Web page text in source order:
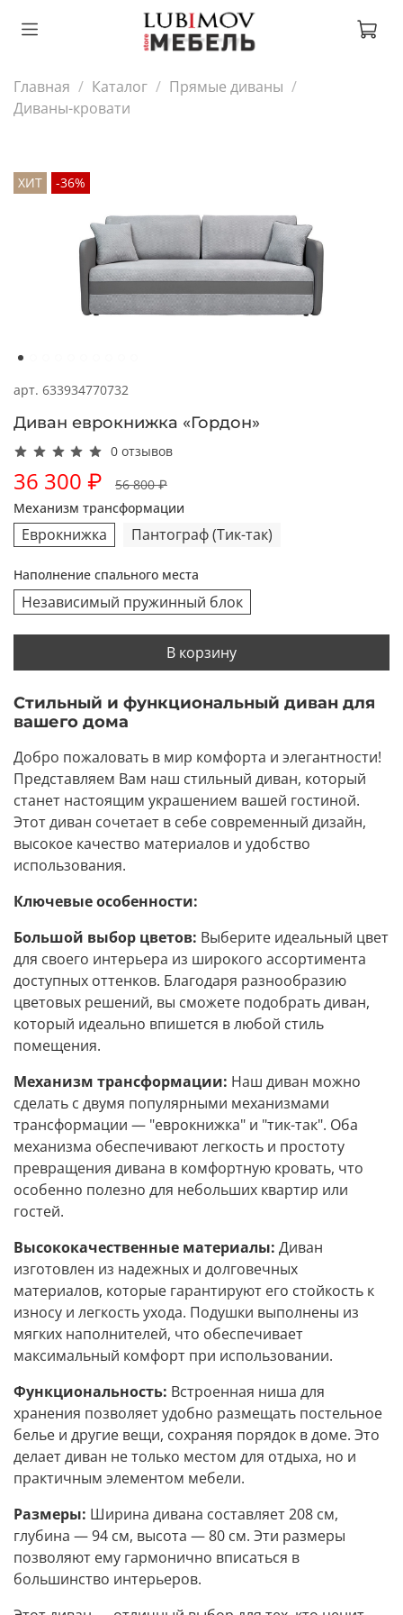
Главная Каталог
Прямые диваны
Диваны-кровати
ХИТ -36%
Стильный и функциональный диван для
вашего дома
Добро пожаловать в мир комфорта и элегантности!
Представляем Вам наш стильный диван, который
станет настоящим украшением вашей гостиной.
Этот диван сочетает в себе современный дизайн,
высокое качество материалов и удобство
использования.
Ключевые особенности:
Большой выбор цветов: Выберите идеальный цвет
для своего интерьера из широкого ассортимента
доступных оттенков. Благодаря разнообразию
цветовых решений, вы сможете подобрать диван,
который идеально впишется в любой стиль
помещения.
Механизм трансформации: Наш диван можно
сделать с двумя популярными механизмами
трансформации — "еврокнижка" и "тик-так". Оба
механизма обеспечивают легкость и простоту
превращения дивана в комфортную кровать, что
особенно полезно для небольших квартир или
гостей.
Высококачественные материалы: Диван
изготовлен из надежных и долговечных
материалов, которые гарантируют его стойкость к
износу и легкость ухода. Подушки выполнены из
мягких наполнителей, что обеспечивает
максимальный комфорт при использовании.
Функциональность: Встроенная ниша для
хранения позволяет удобно размещать постельное
белье и другие вещи, сохраняя порядок в доме. Это
делает диван не только местом для отдыха, но и
практичным элементом мебели.
Размеры: Ширина дивана составляет 208 см,
глубина — 94 см, высота — 80 см. Эти размеры
позволяют ему гармонично вписаться в
большинство интерьеров.
арт. 633934770732
Диван еврокнижка «Гордон»
0 отзывов
36 300 ₽
56 800 ₽
Механизм трансформации
Еврокнижка Пантограф (Тик-так)
Наполнение спального места
Независимый пружинный блок
В корзину